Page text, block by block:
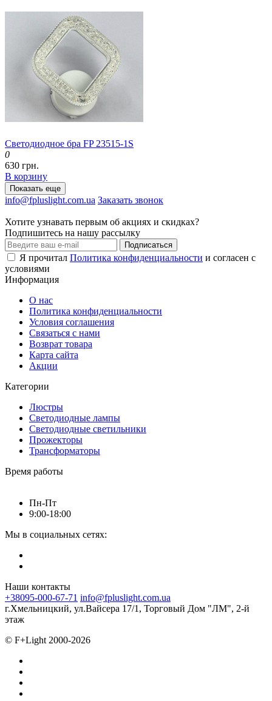
Светодиодное бра FP 23515-1S
0
630 грн.
В корзину
Показать еще
info@fpluslight.com.ua Заказать звонок
Хотите узнавать первым об акциях и скидках?
Подпишитесь на нашу рассылку
Подписаться
Я прочитал Политика конфиденциальности и согласен с
условиями
Информация
О нас
Политика конфиденциальности
Условия соглашения
Связаться с нами
Возврат товара
Карта сайта
Акции
Категории
Люстры
Светодиодные лампы
Светодиодные светильники
Прожекторы
Трансформаторы
Время работы
Пн-Пт
9:00-18:00
Мы в социальных сетях:
Наши контакты
+38095-000-67-71 info@fpluslight.com.ua
г.Хмельницкий, ул.Вайсера 17/1, Торговый Дом "ЛМ", 2-й
этаж
© F+Light 2000-2026